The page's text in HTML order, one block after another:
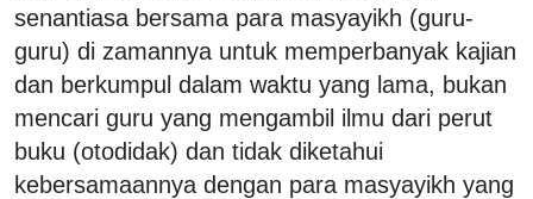
senantiasa bersama para masyayikh (guru-
guru) di zamannya untuk memperbanyak kajian
dan berkumpul dalam waktu yang lama, bukan
mencari guru yang mengambil ilmu dari perut
buku (otodidak) dan tidak diketahui
kebersamaannya dengan para masyayikh yang